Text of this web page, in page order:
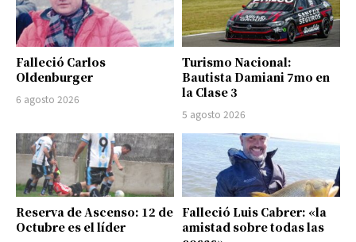
Falleció Carlos
Oldenburger
6 agosto 2026
Turismo Nacional:
Bautista Damiani 7mo en
la Clase 3
5 agosto 2026
Reserva de Ascenso: 12 de
Octubre es el líder
Falleció Luis Cabrer: «la
amistad sobre todas las